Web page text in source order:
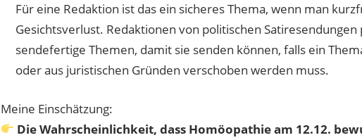
Für eine Redaktion ist das ein sicheres Thema, wenn man
Gesichtsverlust. Redaktionen von politischen
sendefertige Themen, damit sie senden können, falls ein
oder aus juristischen Gründen verschoben werden muss.
Meine Einschätzung:
Die Wahrscheinlichkeit, dass Homöopathie am 12.12.